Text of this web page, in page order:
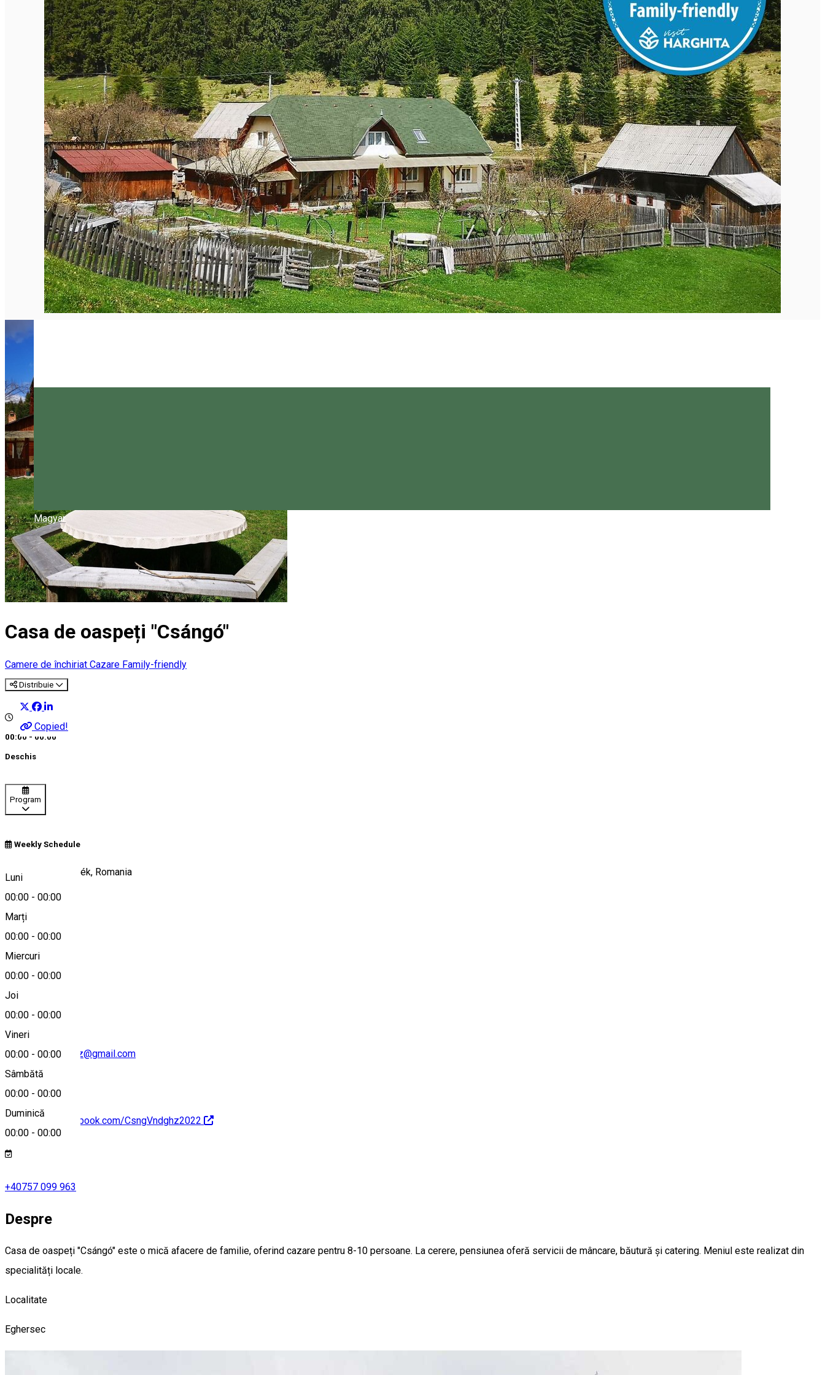
English
Magyar
Închirieri de biciclete
Casa de oaspeți "Csángó"
Camere de închiriat Cazare Family-friendly
Distribuie
Copied!
00:00 - 00:00
Deschis
Program
Weekly Schedule
Luni
00:00 - 00:00
Marți
00:00 - 00:00
Miercuri
00:00 - 00:00
Joi
00:00 - 00:00
Vineri
00:00 - 00:00
Sâmbătă
00:00 - 00:00
Duminică
00:00 - 00:00
Eghersec/Egerszék, Romania
Hartă
csangovendeghaz@gmail.com
https://www.facebook.com/CsngVndghz2022
+40757 099 963
Despre
Casa de oaspeți "Csángó" este o mică afacere de familie, oferind cazare pentru 8-10 persoane. La cerere, pensiunea oferă servicii de mâncare, băutură și catering. Meniul este realizat din
specialități locale.
Localitate
Eghersec